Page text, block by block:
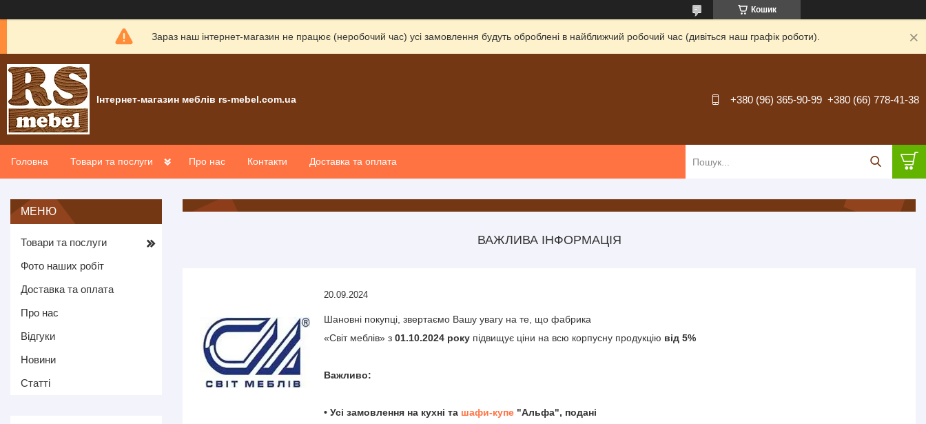
Кошик
Зараз наш інтернет-магазин не працює (неробочий час) усі замовлення будуть оброблені в найближчий робочий час (дивіться наш графік роботи).
Інтернет-магазин меблів rs-mebel.com.ua +380 (96) 365-90-99 +380 (66) 778-41-38
Головна Товари та послуги Про нас Контакти Доставка та оплата
ВАЖЛИВА ІНФОРМАЦІЯ
20.09.2024
Шановні покупці, звертаємо Вашу увагу на те, що фабрика
«Світ меблів» з 01.10.2024 року підвищує ціни на всю корпусну продукцію від 5%
Важливо:
• Усі замовлення на кухні та шафи-купе "Альфа", подані
Товари та послуги
Фото наших робіт
Доставка та оплата
Про нас
Відгуки
Новини
Статті